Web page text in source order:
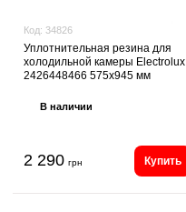
Код: 34826
Уплотнительная резина для
холодильной камеры Electrolux
2426448466 575х945 мм
В наличии
2 290 грн Купить